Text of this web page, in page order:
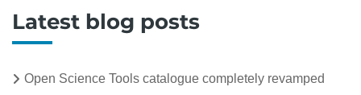
Latest blog posts
Open Science Tools catalogue completely revamped